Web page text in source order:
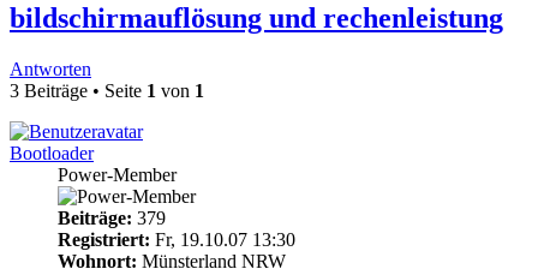
bildschirmauflösung und rechenleistung
Antworten
3 Beiträge • Seite 1 von 1
Bootloader
Power-Member
Beiträge: 379
Registriert: Fr, 19.10.07 13:30
Wohnort: Münsterland NRW